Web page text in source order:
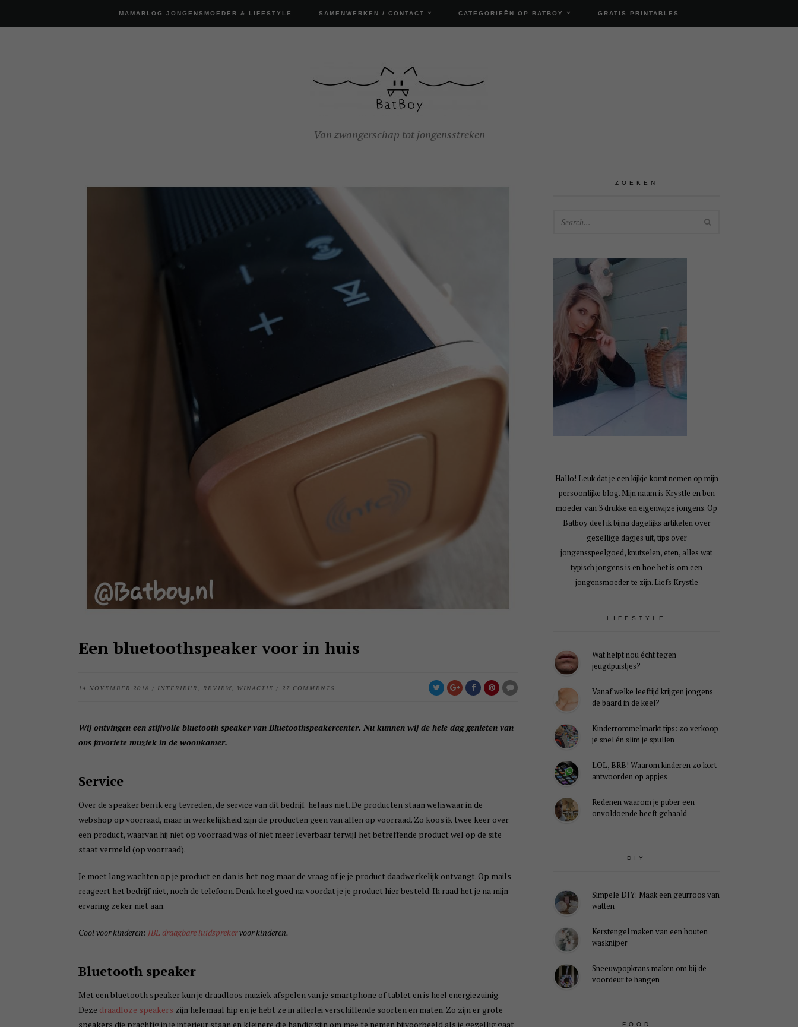
MAMABLOG JONGENSMOEDER & LIFESTYLE SAMENWERKEN / CONTACT CATEGORIEËN OP BATBOY GRATIS PRINTABLES
Van zwangerschap tot jongensstreken
Een bluetoothspeaker voor in huis
14 NOVEMBER 2018 / INTERIEUR,REVIEW, WINACTIE / 27 COMMENTS
Wij ontvingen een stijlvolle bluetooth speaker van Bluetoothspeakercenter. Nu kunnen wij de hele dag genieten van
ons favoriete muziek in de woonkamer.
Service
Over de speaker ben ik erg tevreden, de service van dit bedrijf helaas niet. De producten staan weliswaar in de
webshop op voorraad, maar in werkelijkheid zijn de producten geen van allen op voorraad. Zo koos ik twee keer over
een product, waarvan hij niet op voorraad was of niet meer leverbaar terwijl het betreffende product wel op de site
staat vermeld (op voorraad).
Je moet lang wachten op je product en dan is het nog maar de vraag of je je product daadwerkelijk ontvangt. Op mails
reageert het bedrijf niet, noch de telefoon. Denk heel goed na voordat je je product hier besteld. Ik raad het je na mijn
ervaring zeker niet aan.
Cool voor kinderen: JBL draagbare luidsprekervoor kinderen.
Bluetooth speaker
Met een bluetooth speaker kun je draadloos muziek afspelen van je smartphone of tablet en is heel energiezuinig.
Deze draadloze speakers zijn helemaal hip en je hebt ze in allerlei verschillende soorten en maten. Zo zijn er grote
speakers die prachtig in je interieur staan en kleinere die handig zijn om mee te nemen bijvoorbeeld als je gezellig gaat
ZOEKEN
Hallo! Leuk dat je een kijkje komt nemen op mijn
persoonlijke blog. Mijn naam is Krystle en ben
moeder van 3 drukke en eigenwijze jongens. Op
Batboy deel ik bijna dagelijks artikelen over
gezellige dagjes uit, tips over
jongensspeelgoed, knutselen, eten, alles wat
typisch jongens is en hoe het is om een
jongensmoeder te zijn. Liefs Krystle
LIFESTYLE
Wat helpt nou écht tegen
jeugdpuistjes?
Vanaf welke leeftijd krijgen jongens
de baard in de keel?
Kinderrommelmarkt tips: zo verkoop
je snel én slim je spullen
LOL, BRB! Waarom kinderen zo kort
antwoorden op appjes
Redenen waarom je puber een
onvoldoende heeft gehaald
DIY
Simpele DIY: Maak een geurroos van
watten
Kerstengel maken van een houten
wasknijper
Sneeuwpopkrans maken om bij de
voordeur te hangen
FOOD